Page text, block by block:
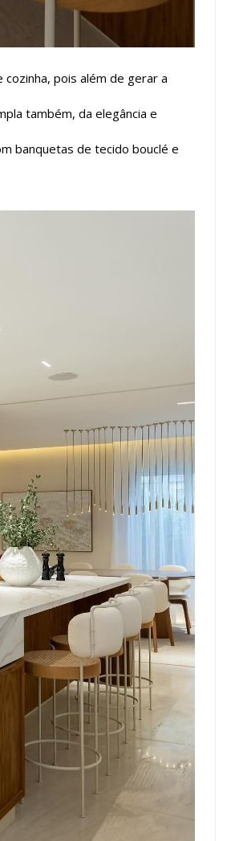
pois além de gerar a
também, da elegância e
banquetas de tecido bouclé e